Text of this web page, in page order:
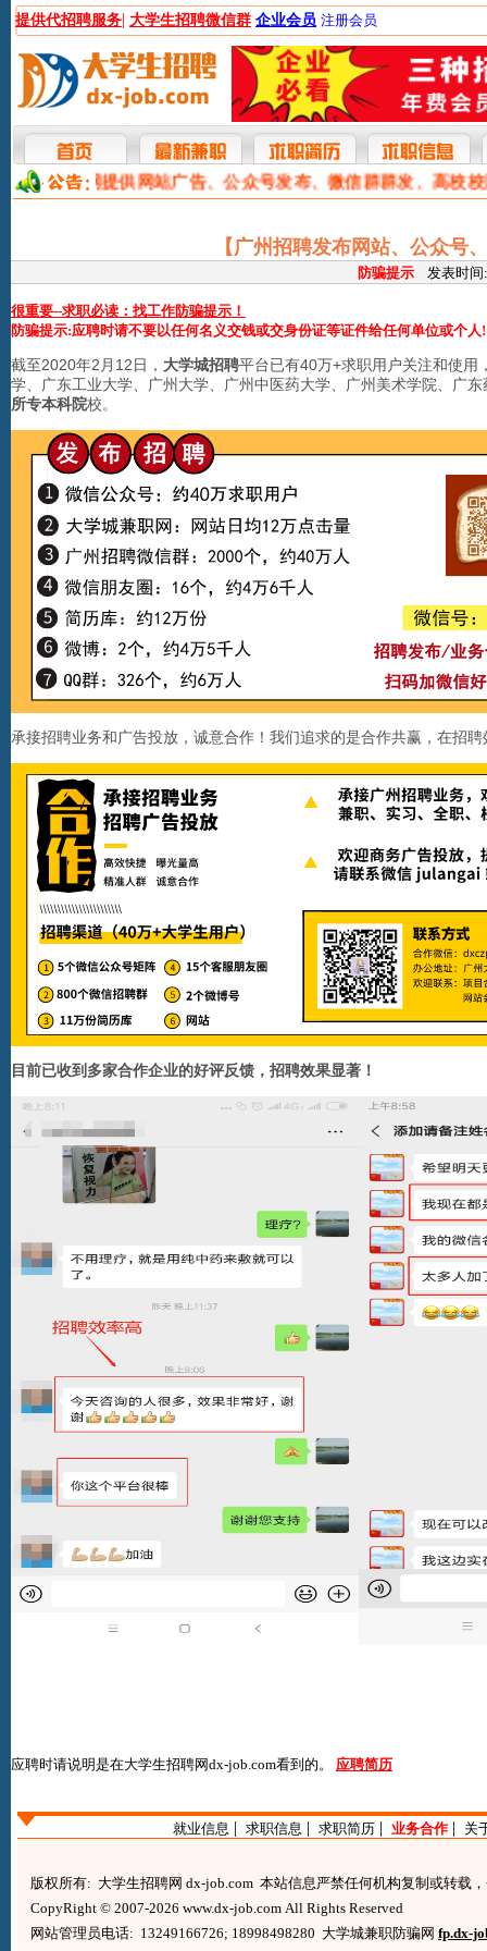
提供代招聘服务| 大学生招聘微信群 企业会员 注册会员
本网提供网站广告、公众号发布、微信群群发、高校
【广州招聘发布网站、公众号
防骗提示 发表时
很重要--求职必读：找工作防骗提示！
防骗提示:应聘时请不要以任何名义交钱或交身份证等证件给任何单位或个人!
截至2020年2月12日， 大学城招聘平台已有40万+求职用户关注和使用
学、广东工业大学、广州大学、广州中医药大学、广州美术学院、广
所专本科院校。
承接招聘业务和广告投放，诚意合作！我们追求的是合作共赢，在招
目前已收到多家合作企业的好评反馈，招聘效果显著！
应聘时请说明是在大学生招聘网dx-job.com看到的。 应聘简历
就业信息 | 求职信息 | 求职简历| 业务合作| 关
版权所有: 大学生招聘网 dx-job.com 本站信息严禁任何机构复制或转载
CopyRight © 2007-2026 www.dx-job.com All Rights Reserved
网站管理员电话: 13249166726; 18998498280 大学城兼职防骗网 fp.dx-